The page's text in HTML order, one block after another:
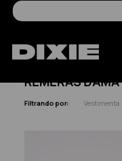
REMERAS
Filtrando por: Vestimenta